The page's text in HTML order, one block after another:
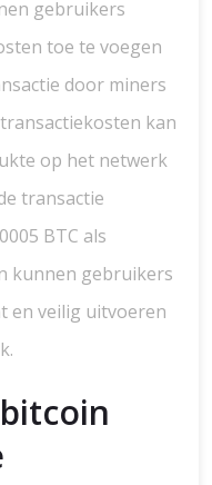
gebruikers
toe te voegen
door miners
kan
op het netwerk
transactie
BTC als
kunnen gebruikers
en veilig uitvoeren